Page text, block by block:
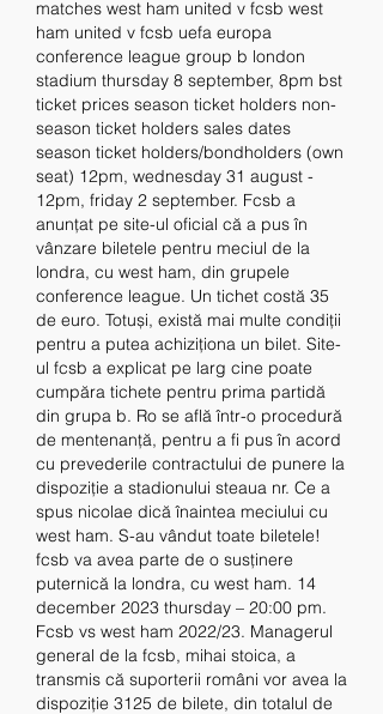
matches west ham united v fcsb west
ham united v fcsb uefa europa
conference league group b london
stadium thursday 8 september, 8pm bst
ticket prices season ticket holders non-
season ticket holders sales dates
season ticket holders/bondholders (own
seat) 12pm, wednesday 31 august -
12pm, friday 2 september. Fcsb a
anunțat pe site-ul oficial că a pus în
vânzare biletele pentru meciul de la
londra, cu west ham, din grupele
conference league. Un tichet costă 35
de euro. Totuși, există mai multe condiții
pentru a putea achiziționa un bilet. Site-
ul fcsb a explicat pe larg cine poate
cumpăra tichete pentru prima partidă
din grupa b. Ro se află într-o procedură
de mentenanță, pentru a fi pus în acord
cu prevederile contractului de punere la
dispoziție a stadionului steaua nr. Ce a
spus nicolae dică înaintea meciului cu
west ham. S-au vândut toate biletele!
fcsb va avea parte de o susținere
puternică la londra, cu west ham. 14
december 2023 thursday – 20:00 pm.
Fcsb vs west ham 2022/23. Managerul
general de la fcsb, mihai stoica, a
transmis că suporterii români vor avea la
dispoziție 3125 de bilete, din totalul de